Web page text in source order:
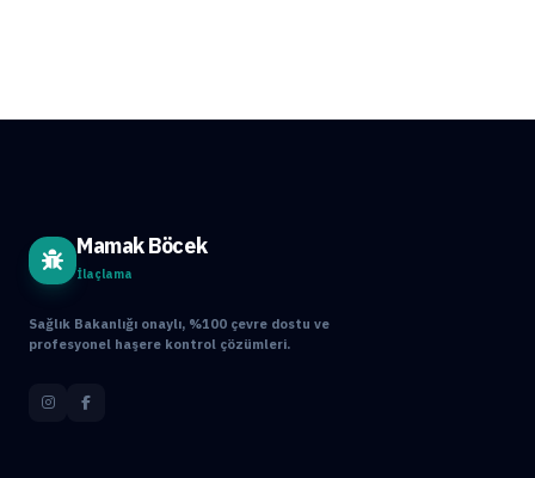
Mamak Böcek
İlaçlama
Sağlık Bakanlığı onaylı, %100 çevre dostu ve
profesyonel haşere kontrol çözümleri.